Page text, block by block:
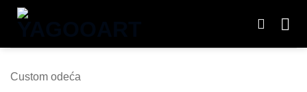
Preskoči
Custom odeća